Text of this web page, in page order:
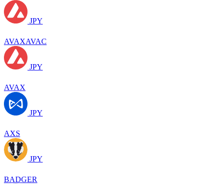
JPY
AVAXAVAC
JPY
AVAX
JPY
AXS
JPY
BADGER